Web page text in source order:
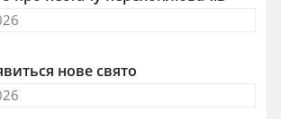
нове свято